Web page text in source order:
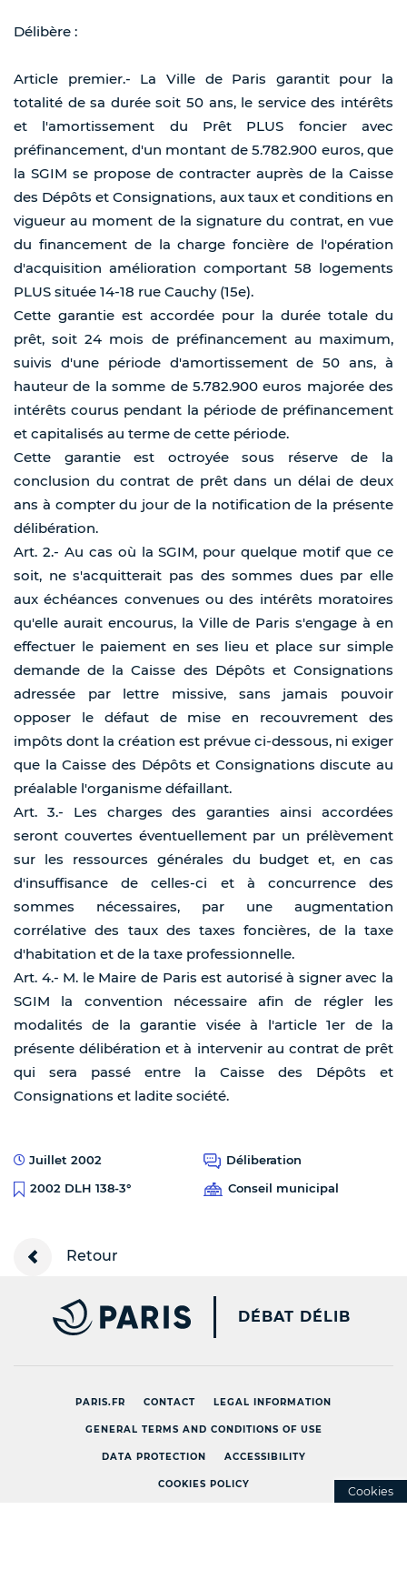
Délibère :
Article premier.- La Ville de Paris garantit pour la
totalité de sa durée soit 50 ans, le service des intérêts
et l'amortissement du Prêt PLUS foncier avec
préfinancement, d'un montant de 5.782.900 euros, que
la SGIM se propose de contracter auprès de la Caisse
des Dépôts et Consignations, aux taux et conditions en
vigueur au moment de la signature du contrat, en vue
du financement de la charge foncière de l'opération
d'acquisition amélioration comportant 58 logements
PLUS située 14-18 rue Cauchy (15e).
Cette garantie est accordée pour la durée totale du
prêt, soit 24 mois de préfinancement au maximum,
suivis d'une période d'amortissement de 50 ans, à
hauteur de la somme de 5.782.900 euros majorée des
intérêts courus pendant la période de préfinancement
et capitalisés au terme de cette période.
Cette garantie est octroyée sous réserve de la
conclusion du contrat de prêt dans un délai de deux
ans à compter du jour de la notification de la présente
délibération.
Art. 2.- Au cas où la SGIM, pour quelque motif que ce
soit, ne s'acquitterait pas des sommes dues par elle
aux échéances convenues ou des intérêts moratoires
qu'elle aurait encourus, la Ville de Paris s'engage à en
effectuer le paiement en ses lieu et place sur simple
demande de la Caisse des Dépôts et Consignations
adressée par lettre missive, sans jamais pouvoir
opposer le défaut de mise en recouvrement des
impôts dont la création est prévue ci-dessous, ni exiger
que la Caisse des Dépôts et Consignations discute au
préalable l'organisme défaillant.
Art. 3.- Les charges des garanties ainsi accordées
seront couvertes éventuellement par un prélèvement
sur les ressources générales du budget et, en cas
d'insuffisance de celles-ci et à concurrence des
sommes nécessaires, par une augmentation
corrélative des taux des taxes foncières, de la taxe
d'habitation et de la taxe professionnelle.
Art. 4.- M. le Maire de Paris est autorisé à signer avec la
SGIM la convention nécessaire afin de régler les
modalités de la garantie visée à l'article 1er de la
présente délibération et à intervenir au contrat de prêt
qui sera passé entre la Caisse des Dépôts et
Consignations et ladite société.
Juillet 2002
Déliberation
2002 DLH 138-3°
Conseil municipal
Retour
PARIS.FR [NEW
DÉBAT DÉLIB
PARIS.FR CONTACT LEGAL INFORMATION
GENERAL TERMS AND CONDITIONS OF USE
DATA PROTECTION ACCESSIBILITY
COOKIES POLICY